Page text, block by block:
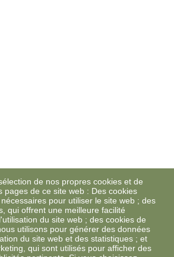
de nos propres cookies et de
pages de ce site web : Des cookies
pour utiliser le site web ; des
qui offrent une meilleure facilité
du site web ; des cookies de
utilisons pour générer des données
du site web et des statistiques ; et
qui sont utilisés pour afficher des